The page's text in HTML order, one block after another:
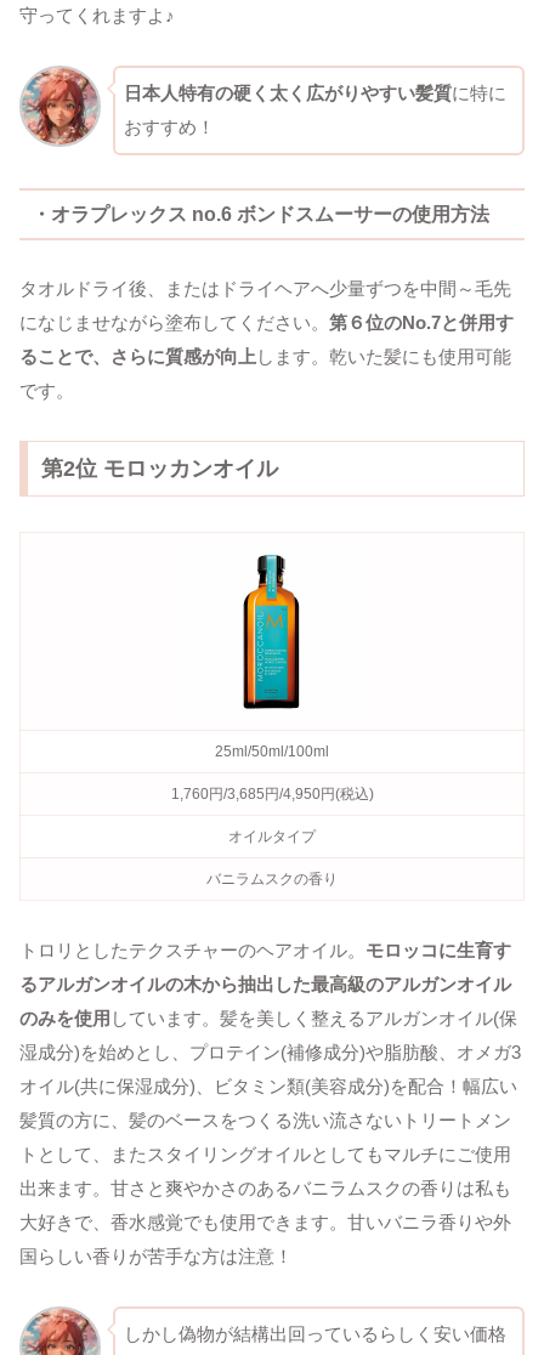
守ってくれますよ♪
日本人特有の硬く太く広がりやすい髪質に特に
おすすめ！
・オラプレックス no.6 ボンドスムーサーの使用方法
タオルドライ後、またはドライヘアへ少量ずつを中間～毛先
になじませながら塗布してください。 第６位のNo.7と併用す
ることで、さらに質感が向上 します。乾いた髪にも使用可能
です。
第2位 モロッカンオイル
25ml/50ml/100ml
1,760円/3,685円/4,950円(税込)
オイルタイプ
バニラムスクの香り
トロリとしたテクスチャーのヘアオイル。 モロッコに生育す
るアルガンオイルの木から抽出した最高級のアルガンオイル
のみを使用 しています。髪を美しく整えるアルガンオイル(保
湿成分)を始めとし、プロテイン(補修成分)や脂肪酸、オメガ3
オイル(共に保湿成分)、ビタミン類(美容成分)を配合！幅広い
髪質の方に、髪のベースをつくる洗い流さないトリートメン
トとして、またスタイリングオイルとしてもマルチにご使用
出来ます。甘さと爽やかさのあるバニラムスクの香りは私も
大好きで、香水感覚でも使用できます。甘いバニラ香りや外
国らしい香りが苦手な方は注意！
しかし偽物が結構出回っているらしく安い価格